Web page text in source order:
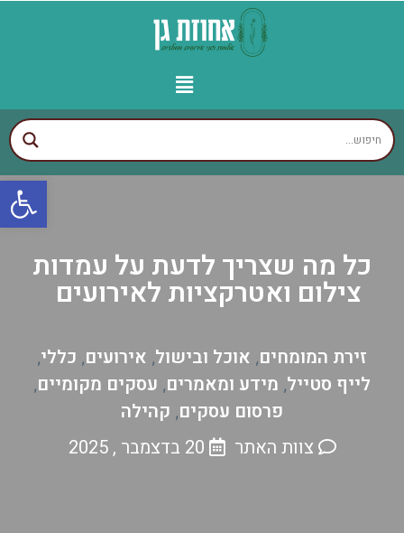
כל מה שצריך לדעת על עמדות
צילום ואטרקציות לאירועים
זירת המומחים, אוכל ובישול, אירועים, כללי,
לייף סטייל, מידע ומאמרים, עסקים מקומיים,
פרסום עסקים, קהילה
צוות האתר
20 בדצמבר , 2025